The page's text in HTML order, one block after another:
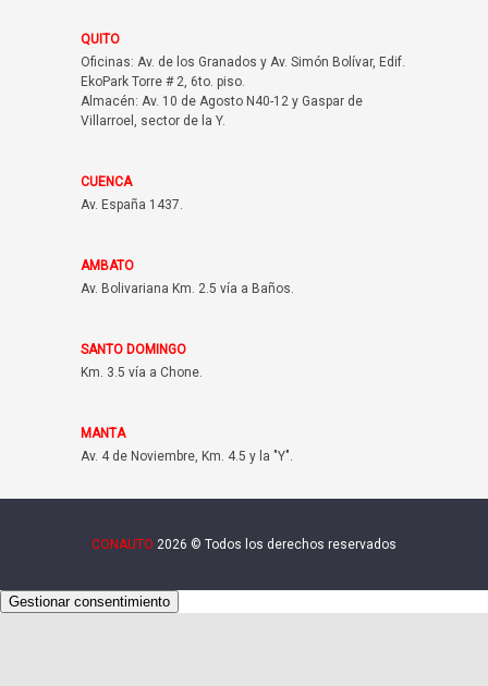
QUITO
Oficinas: Av. de los Granados y Av. Simón Bolívar, Edif.
EkoPark Torre # 2, 6to. piso.
Almacén: Av. 10 de Agosto N40-12 y Gaspar de
Villarroel, sector de la Y.
CUENCA
Av. España 1437.
AMBATO
Av. Bolivariana Km. 2.5 vía a Baños.
SANTO DOMINGO
Km. 3.5 vía a Chone.
MANTA
Av. 4 de Noviembre, Km. 4.5 y la "Y".
CONAUTO 2026 © Todos los derechos reservados
Gestionar consentimiento